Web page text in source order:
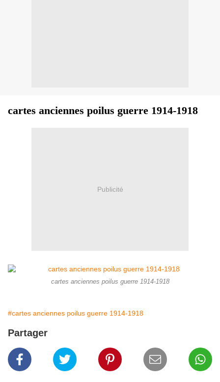
cartes anciennes poilus guerre 1914-1918
Publicité
cartes anciennes poilus guerre 1914-1918
#cartes anciennes poilus guerre 1914-1918
Partager